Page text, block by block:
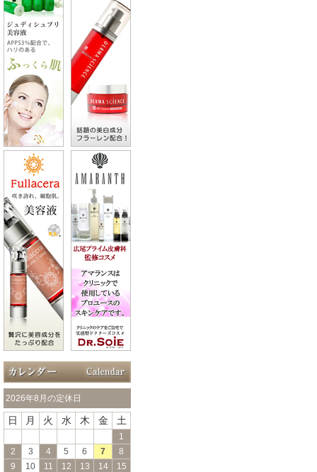
2026年8月の定休日
日 月 火 水 木 金 土
1
2
3 4 5 6 7
8
9
10 11 12 13 14
15